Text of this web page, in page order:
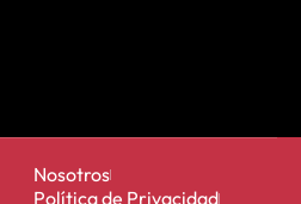
Nosotros
Política de Privacidad